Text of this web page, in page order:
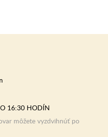
16:30 HODÍN
môžete vyzdvihnúť po